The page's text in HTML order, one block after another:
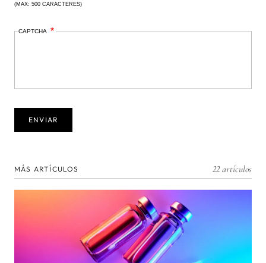
(MAX: 500 CARACTERES)
CAPTCHA
MÁS ARTÍCULOS 22 artículos